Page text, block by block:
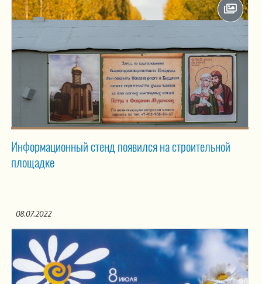
Информационный стенд появился на строительной
площадке
08.07.2022